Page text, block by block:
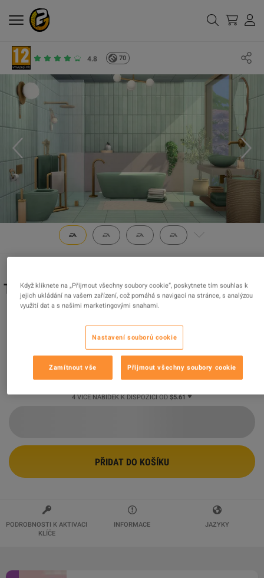
4.8 70
The Sims 4 - Sleek Bathroom Kit DLC PC
EA App CD Key
Prodejce GoldGames
hodnocení z 14408 vynikajících
$5.61
4 VÍCE NABÍDEK K DISPOZICI OD $5.61
PŘIDAT DO KOŠÍKU
PODROBNOSTI K AKTIVACI
KLÍČE
INFORMACE JAZYKY
Když kliknete na „Přijmout všechny soubory cookie“, poskytnete tím souhlas k
jejich ukládání na vašem zařízení, což pomáhá s navigací na stránce, s analýzou
využití dat a s našimi marketingovými snahami.
Nastavení souborů cookie
Zamítnout vše Přijmout všechny soubory cookie